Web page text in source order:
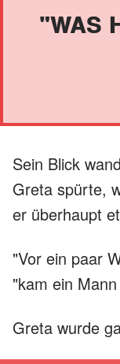
"WAS
Sein Blick
Greta spürte,
er überhaupt
"Vor ein paar
"kam ein
Greta wurde